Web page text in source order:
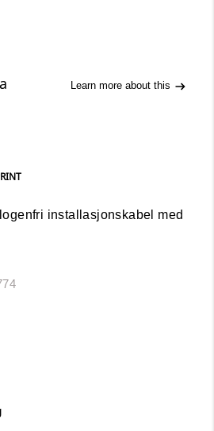
Learn more about this
installasjonskabel med